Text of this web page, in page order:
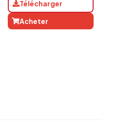
Télécharger
Acheter